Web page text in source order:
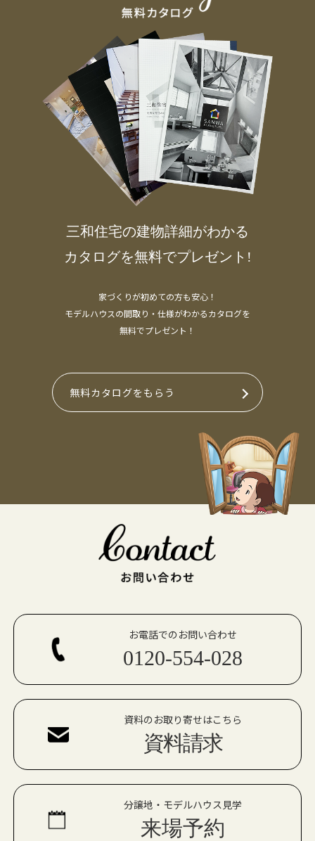
三和住宅の建物詳細がわかる
カタログを無料でプレゼント!
家づくりが初めての方も安心！
モデルハウスの間取り・仕様がわかるカタログを
無料でプレゼント！
無料カタログをもらう
お電話でのお問い合わせ
0120-554-028
資料のお取り寄せはこちら
資料請求
分譲地・モデルハウス見学
来場予約